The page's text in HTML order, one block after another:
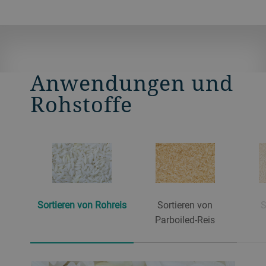
Anwendungen und
Rohstoffe
Sortieren von Rohreis
Sortieren von
Parboiled-Reis